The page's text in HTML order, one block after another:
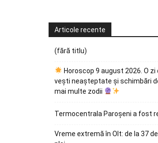
Articole recente
(fără titlu)
Horoscop 9 august 2026. O zi
vești neașteptate și schimbări
mai multe zodii
Termocentrala Paroșeni a fost
Vreme extremă în Olt: de la 37